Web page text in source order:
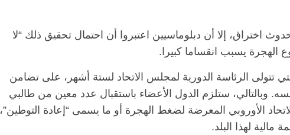
اختراق، إلا أن دبلوماسيين اعتبروا أن احتمال تحقيق ذلك “لا
الهجرة يسبب انقساما كبيرا.
تتولى الرئاسة الدورية لمجلس الاتحاد لستة أشهر، على تضامن
وبالتالي، ستلزم الدول الأعضاء باستقبال عدد معين من طالبي
الأوروبي المعرضة لضغط الهجرة أو ما يسمى “إعادة التوطين”،
لهذا البلد.